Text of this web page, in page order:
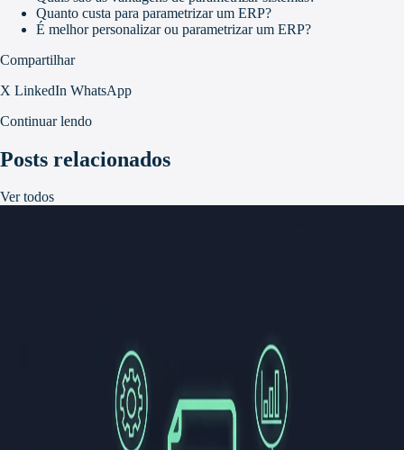
Quanto custa para parametrizar um ERP?
É melhor personalizar ou parametrizar um ERP?
Compartilhar
X LinkedIn WhatsApp
Continuar lendo
Posts relacionados
Ver todos